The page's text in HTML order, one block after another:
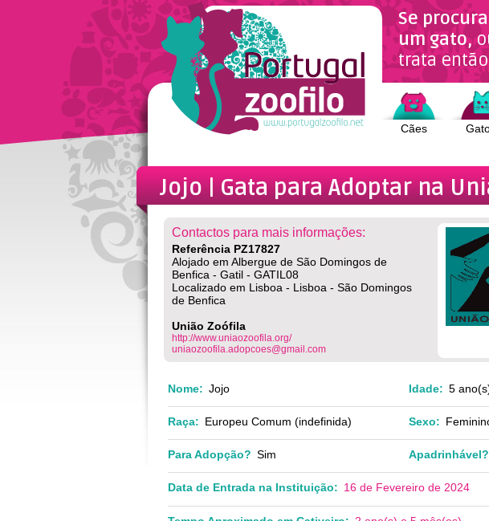
Se
um gato,
trata
Cães
Jojo | Gatapara Adoptar na
Contactos para mais informações:
Referência PZ17827
Alojado em Albergue de São Domingos de
Benfica - Gatil - GATIL08
Localizado em Lisboa - Lisboa - São Domingos
de Benfica
União Zoófila
http://www.uniaozoofila.org/
uniaozoofila.adopcoes@gmail.com
Nome: Jojo Idade: 5
Raça: Europeu Comum (indefinida) Sexo:
Para Adopção? Sim Apadrinhável?
Data de Entrada na Instituição: 16 de Fevereiro de 2024